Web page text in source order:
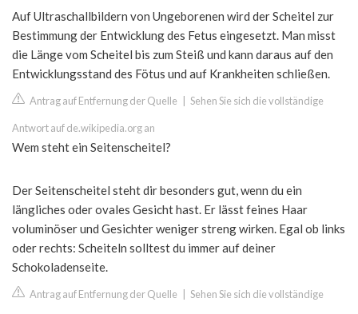
Auf Ultraschallbildern von Ungeborenen wird der Scheitel zur
Bestimmung der Entwicklung des Fetus eingesetzt. Man misst
die Länge vom Scheitel bis zum Steiß und kann daraus auf den
Entwicklungsstand des Fötus und auf Krankheiten schließen.
Antrag auf Entfernung der Quelle Sehen Sie sich die vollständige
Antwort auf de.wikipedia.org an
Wem steht ein Seitenscheitel?
Der Seitenscheitel steht dir besonders gut, wenn du ein
längliches oder ovales Gesicht hast. Er lässt feines Haar
voluminöser und Gesichter weniger streng wirken. Egal ob links
oder rechts: Scheiteln solltest du immer auf deiner
Schokoladenseite.
Antrag auf Entfernung der Quelle Sehen Sie sich die vollständige